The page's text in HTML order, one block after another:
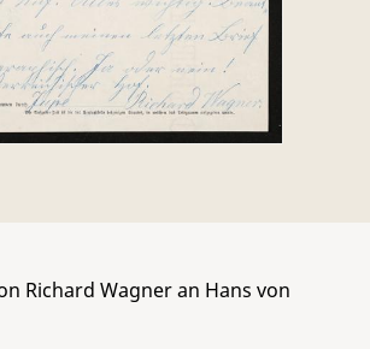
Richard Wagner an Hans von